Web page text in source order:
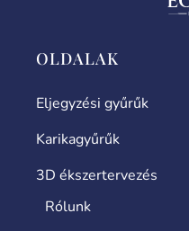
OLDALAK
Eljegyzési gyűrűk
Karikagyűrűk
3D ékszertervezés
Rólunk